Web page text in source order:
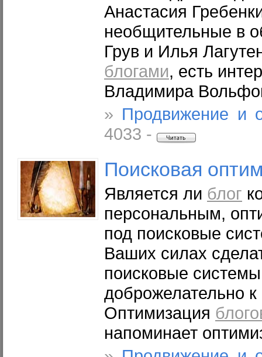
Анастасия
необщительные в
Грув и Илья
блогами, есть
Владимира
» Продвижение и
4033 -
Поисковая
Является ли блог
персональным,
под поисковые
Ваших силах
поисковые
доброжелательно
Оптимизация
напоминает